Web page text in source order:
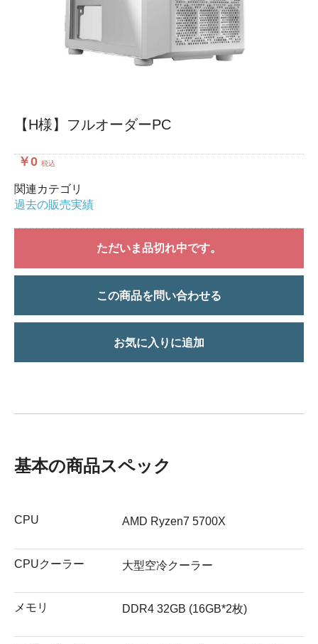
【H様】フルオーダーPC
￥0 税込
関連カテゴリ
過去の販売実績
ただいま品切れ中です。
この商品を問い合わせる
お気に入りに追加
基本の商品スペック
CPU AMD Ryzen7 5700X
CPUクーラー 大型空冷クーラー
メモリ DDR4 32GB (16GB*2枚)